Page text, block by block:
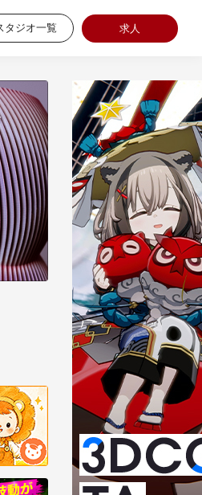
タジオ一覧 求人
研
2026/08/06
Foundry、Nuke向けAIロト
ン「SmartRoto」を提供